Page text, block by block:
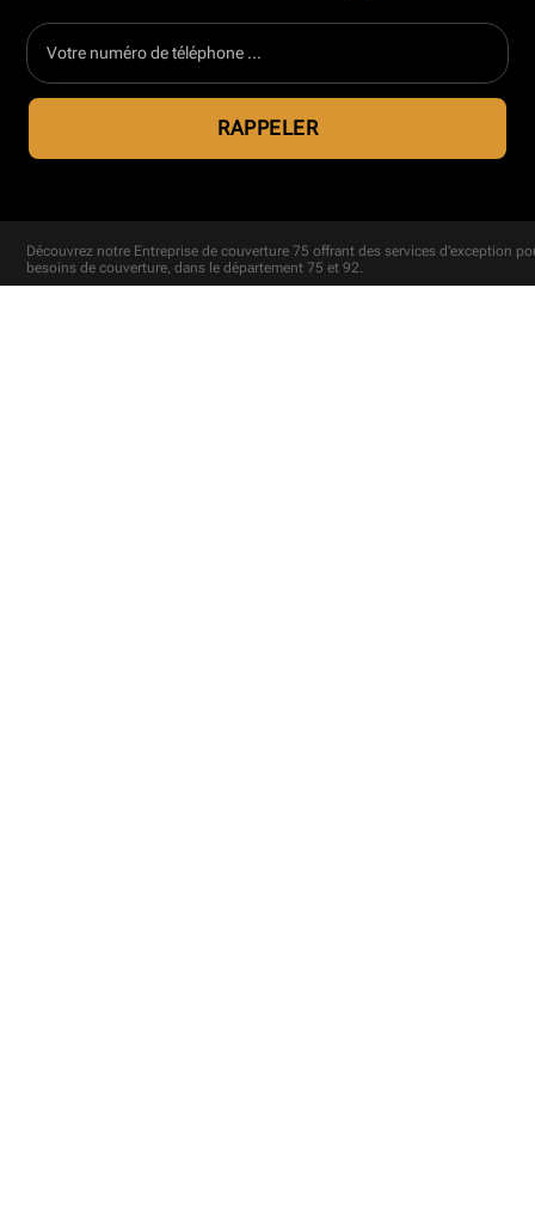
Découvrez notre Entreprise de couverture 75 offrant des services d'exception
besoins de couverture, dans le département 75 et 92.